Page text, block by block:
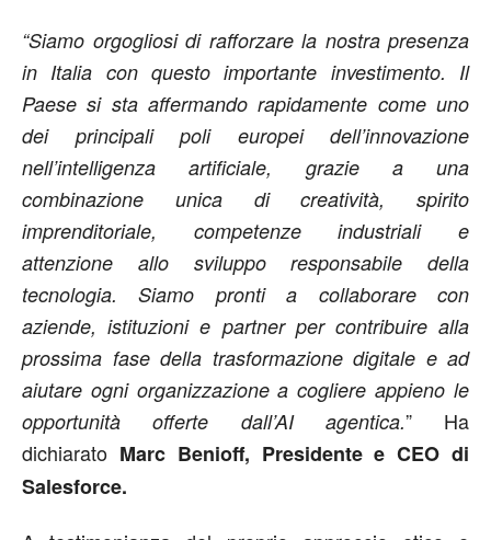
“Siamo orgogliosi di rafforzare la nostra presenza
in Italia con questo importante investimento. Il
Paese si sta affermando rapidamente come uno
dei principali poli europei dell’innovazione
nell’intelligenza artificiale, grazie a una
combinazione unica di creatività, spirito
imprenditoriale, competenze industriali e
attenzione allo sviluppo responsabile della
tecnologia. Siamo pronti a collaborare con
aziende, istituzioni e partner per contribuire alla
prossima fase della trasformazione digitale e ad
aiutare ogni organizzazione a cogliere appieno le
opportunità offerte dall’AI agentica.” Ha
dichiarato Marc Benioff, Presidente e CEO di
Salesforce.